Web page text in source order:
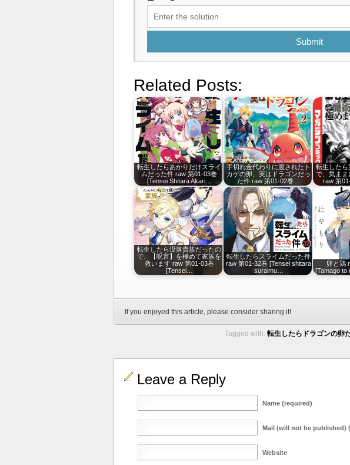
Submit
Related Posts:
転生したらあかりだけスライ
ムだった件 raw 第01-03巻
[Tensei Shitara Akari…
手切れ金代わりに渡されたト
カゲの卵、実はドラゴンだっ
た件 raw 第01-02巻…
転生したら
で、気まま
raw 第
転生したら没落貴族だったの
で、【呪言】を極めて家族を
救います raw 第01-03巻
[Tensei…
転生したらスライムだった件
raw 第01-32巻 [Tensei shitara
suraimu…
卵と鶏
[Tamago to
If you enjoyed this article, please consider sharing it!
Tagged with: 転生したらドラゴンの卵
Leave a Reply
Name (required)
Mail (will not be published)
Website